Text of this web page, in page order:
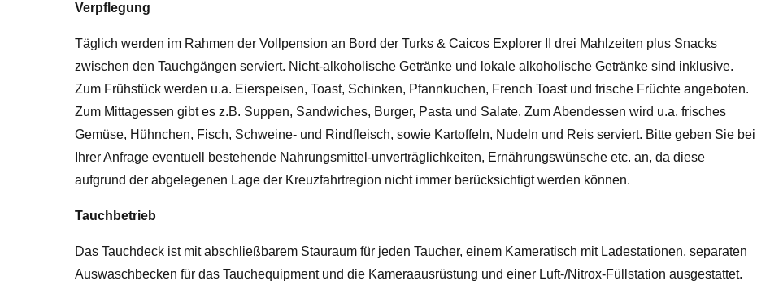
Verpflegung
Täglich werden im Rahmen der Vollpension an Bord der Turks & Caicos Explorer II drei Mahlzeiten plus Snacks
zwischen den Tauchgängen serviert. Nicht-alkoholische Getränke und lokale alkoholische Getränke sind inklusive.
Zum Frühstück werden u.a. Eierspeisen, Toast, Schinken, Pfannkuchen, French Toast und frische Früchte angeboten.
Zum Mittagessen gibt es z.B. Suppen, Sandwiches, Burger, Pasta und Salate. Zum Abendessen wird u.a. frisches
Gemüse, Hühnchen, Fisch, Schweine- und Rindfleisch, sowie Kartoffeln, Nudeln und Reis serviert. Bitte geben Sie bei
Ihrer Anfrage eventuell bestehende Nahrungsmittel-unverträglichkeiten, Ernährungswünsche etc. an, da diese
aufgrund der abgelegenen Lage der Kreuzfahrtregion nicht immer berücksichtigt werden können.
Tauchbetrieb
Das Tauchdeck ist mit abschließbarem Stauraum für jeden Taucher, einem Kameratisch mit Ladestationen, separaten
Auswaschbecken für das Tauchequipment und die Kameraausrüstung und einer Luft-/Nitrox-Füllstation ausgestattet.